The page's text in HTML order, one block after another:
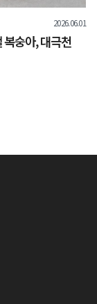
2026.06.01
숭아, 대극천